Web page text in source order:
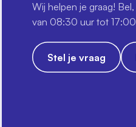
Wij helpen je graag!
van 08:30 uur tot 17:00
Stel je vraag